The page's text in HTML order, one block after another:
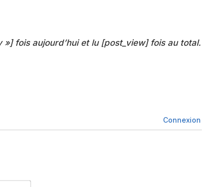
fois aujourd’hui et lu [post_view] fois au total.
Connexion
Nom*